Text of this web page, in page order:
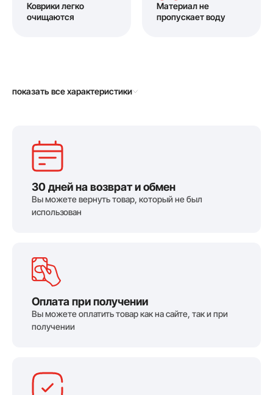
Коврики легко
очищаются
Материал не
пропускает воду
показать все характеристики
30 дней на возврат и обмен
Вы можете вернуть товар, который не был
использован
Оплата при получении
Вы можете оплатить товар как на сайте, так и при
получении